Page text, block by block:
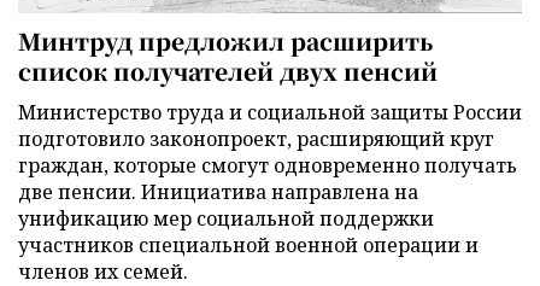
Минтруд предложил расширить
список получателей двух пенсий
Министерство труда и социальной защиты России
подготовило законопроект, расширяющий круг
граждан, которые смогут одновременно получать
две пенсии. Инициатива направлена на
унификацию мер социальной поддержки
участников специальной военной операции и
членов их семей.